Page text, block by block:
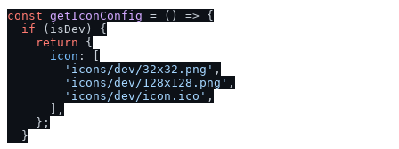
const getIconConfig = ( ) => {
if (isDev) {
return {
icon : [
'icons /dev /32x32.png' ,
'icons /dev /128x128.png' ,
'icons /dev /icon.ico' ,
      ],
    };
  }